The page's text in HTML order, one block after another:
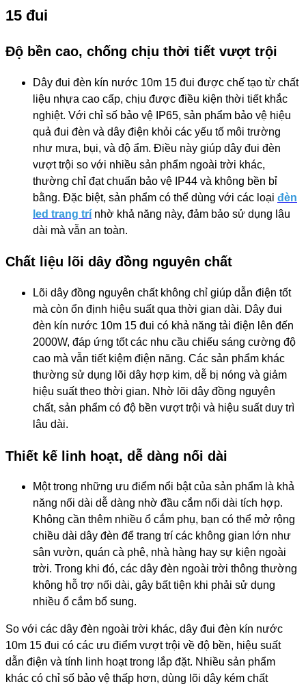
15 đui
Độ bền cao, chống chịu thời tiết vượt trội
Dây đui đèn kín nước 10m 15 đui được chế tạo từ chất
liệu nhựa cao cấp, chịu được điều kiện thời tiết khắc
nghiệt. Với chỉ số bảo vệ IP65, sản phẩm bảo vệ hiệu
quả đui đèn và dây điện khỏi các yếu tố môi trường
như mưa, bụi, và độ ẩm. Điều này giúp dây đui đèn
vượt trội so với nhiều sản phẩm ngoài trời khác,
thường chỉ đạt chuẩn bảo vệ IP44 và không bền bỉ
bằng. Đặc biệt, sản phẩm có thể dùng với các loại đèn
led trang trí nhờ khả năng này, đảm bảo sử dụng lâu
dài mà vẫn an toàn.
Chất liệu lõi dây đồng nguyên chất
Lõi dây đồng nguyên chất không chỉ giúp dẫn điện tốt
mà còn ổn định hiệu suất qua thời gian dài. Dây đui
đèn kín nước 10m 15 đui có khả năng tải điện lên đến
2000W, đáp ứng tốt các nhu cầu chiếu sáng cường độ
cao mà vẫn tiết kiệm điện năng. Các sản phẩm khác
thường sử dụng lõi dây hợp kim, dễ bị nóng và giảm
hiệu suất theo thời gian. Nhờ lõi dây đồng nguyên
chất, sản phẩm có độ bền vượt trội và hiệu suất duy trì
lâu dài.
Thiết kế linh hoạt, dễ dàng nối dài
Một trong những ưu điểm nổi bật của sản phẩm là khả
năng nối dài dễ dàng nhờ đầu cắm nối dài tích hợp.
Không cần thêm nhiều ổ cắm phụ, bạn có thể mở rộng
chiều dài dây đèn để trang trí các không gian lớn như
sân vườn, quán cà phê, nhà hàng hay sự kiện ngoài
trời. Trong khi đó, các dây đèn ngoài trời thông thường
không hỗ trợ nối dài, gây bất tiện khi phải sử dụng
nhiều ổ cắm bổ sung.
So với các dây đèn ngoài trời khác, dây đui đèn kín nước
10m 15 đui có các ưu điểm vượt trội về độ bền, hiệu suất
dẫn điện và tính linh hoạt trong lắp đặt. Nhiều sản phẩm
khác có chỉ số bảo vệ thấp hơn, dùng lõi dây kém chất